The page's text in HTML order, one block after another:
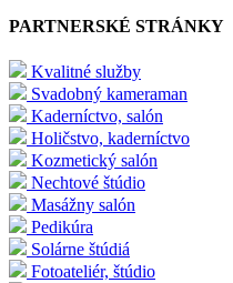
PARTNERSKÉ STRÁNKY
Kvalitné služby
Svadobný kameraman
Kaderníctvo, salón
Holičstvo, kaderníctvo
Kozmetický salón
Nechtové štúdio
Masážny salón
Pedikúra
Solárne štúdiá
Fotoateliér, štúdio